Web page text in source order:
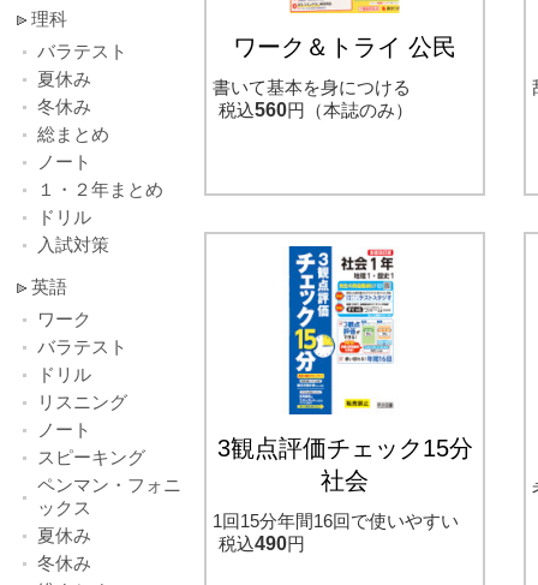
ワーク＆トライ 公民
書いて基本を身につける
税込560円（本誌のみ）
3観点評価チェック15分
社会
1回15分年間16回で使いやすい
税込490円
理科
バラテスト
夏休み
冬休み
総まとめ
ノート
１・２年まとめ
ドリル
入試対策
英語
ワーク
バラテスト
ドリル
リスニング
ノート
スピーキング
ペンマン・フォニ
ックス
夏休み
冬休み